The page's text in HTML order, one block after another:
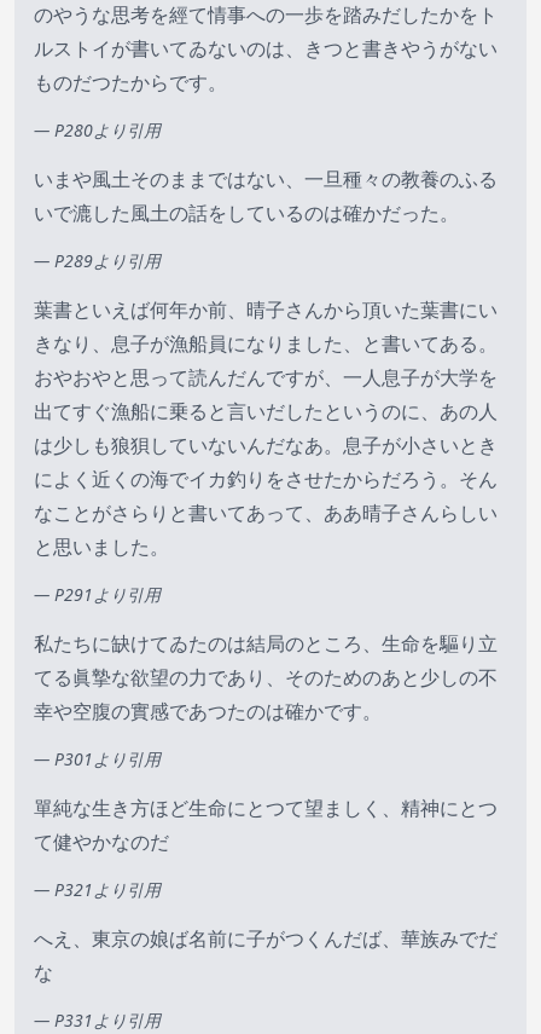
のやうな思考を經て情事への一歩を踏みだしたかをト
ルストイが書いてゐないのは、きつと書きやうがない
ものだつたからです。
— P280より引用
いまや風土そのままではない、一旦種々の教養のふる
いで漉した風土の話をしているのは確かだった。
— P289より引用
葉書といえば何年か前、晴子さんから頂いた葉書にい
きなり、息子が漁船員になりました、と書いてある。
おやおやと思って読んだんですが、一人息子が大学を
出てすぐ漁船に乗ると言いだしたというのに、あの人
は少しも狼狽していないんだなあ。息子が小さいとき
によく近くの海でイカ釣りをさせたからだろう。そん
なことがさらりと書いてあって、ああ晴子さんらしい
と思いました。
— P291より引用
私たちに缺けてゐたのは結局のところ、生命を驅り立
てる眞摯な欲望の力であり、そのためのあと少しの不
幸や空腹の實感であつたのは確かです。
— P301より引用
單純な生き方ほど生命にとつて望ましく、精神にとつ
て健やかなのだ
— P321より引用
へえ、東京の娘ば名前に子がつくんだば、華族みでだ
な
— P331より引用